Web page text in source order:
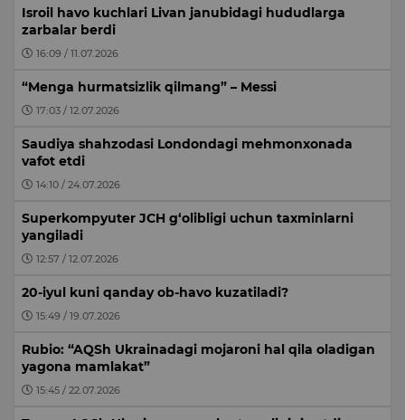
Isroil havo kuchlari Livan janubidagi hududlarga
zarbalar berdi
16:09 / 11.07.2026
“Menga hurmatsizlik qilmang” – Messi
17:03 / 12.07.2026
Saudiya shahzodasi Londondagi mehmonxonada
vafot etdi
14:10 / 24.07.2026
Superkompyuter JCH g‘olibligi uchun taxminlarni
yangiladi
12:57 / 12.07.2026
20-iyul kuni qanday ob-havo kuzatiladi?
15:49 / 19.07.2026
Rubio: “AQSh Ukrainadagi mojaroni hal qila oladigan
yagona mamlakat”
15:45 / 22.07.2026